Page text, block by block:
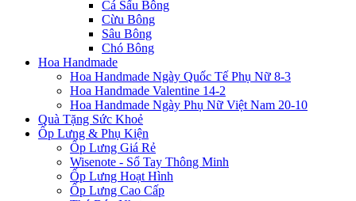
Cá Sấu Bông
Cừu Bông
Sâu Bông
Chó Bông
Hoa Handmade
Hoa Handmade Ngày Quốc Tế Phụ Nữ 8-3
Hoa Handmade Valentine 14-2
Hoa Handmade Ngày Phụ Nữ Việt Nam 20-10
Quà Tặng Sức Khoẻ
Ốp Lưng & Phụ Kiện
Ốp Lưng Giá Rẻ
Wisenote - Sổ Tay Thông Minh
Ốp Lưng Hoạt Hình
Ốp Lưng Cao Cấp